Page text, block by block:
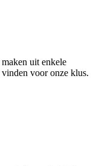
uit enkele
voor onze klus.